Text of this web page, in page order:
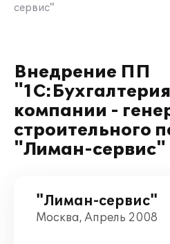
сервис"
Внедрение ПП
компании -
строительного
"Лиман-сервис"
"Лиман-сервис"
Москва, Апрель 2008